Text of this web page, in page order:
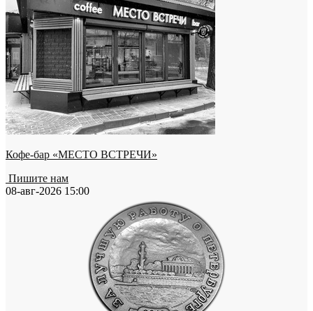
Кофе-бар «МЕСТО ВСТРЕЧИ»
Пишите нам
08-авг-2026 15:00